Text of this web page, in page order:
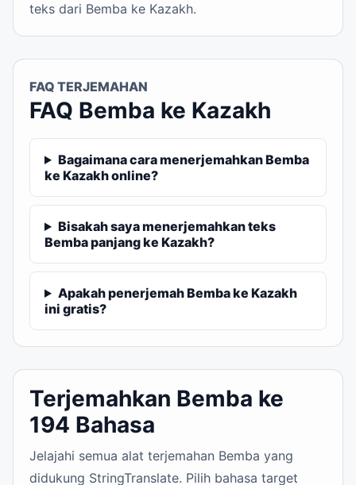
teks dari Bemba ke Kazakh.
FAQ TERJEMAHAN
FAQ Bemba ke Kazakh
Bagaimana cara menerjemahkan Bemba
ke Kazakh online?
Bisakah saya menerjemahkan teks
Bemba panjang ke Kazakh?
Apakah penerjemah Bemba ke Kazakh
ini gratis?
Terjemahkan Bemba ke
194 Bahasa
Jelajahi semua alat terjemahan Bemba yang
didukung StringTranslate. Pilih bahasa target